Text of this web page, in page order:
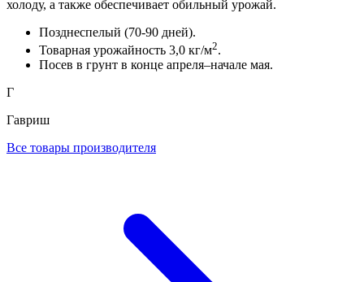
холоду, а также обеспечивает обильный урожай.
Позднеспелый (70-90 дней).
Товарная урожайность 3,0 кг/м2.
Посев в грунт в конце апреля–начале мая.
Г
Гавриш
Все товары производителя